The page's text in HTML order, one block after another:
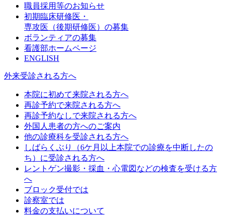
職員採用等のお知らせ
初期臨床研修医・
専攻医（後期研修医）の募集
ボランティアの募集
看護部ホームページ
ENGLISH
外来受診される方へ
本院に初めて来院される方へ
再診予約で来院される方へ
再診予約なしで来院される方へ
外国人患者の方へのご案内
他の診療科を受診される方へ
しばらくぶり（6ケ月以上本院での診療を中断したの
ち）に受診される方へ
レントゲン撮影・採血・心電図などの検査を受ける方
へ
ブロック受付では
診察室では
料金の支払いについて